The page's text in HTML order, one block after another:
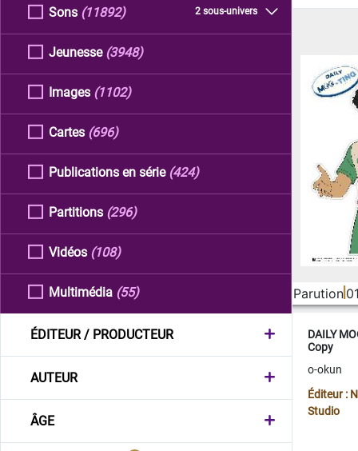
Sons 2 sous-univers
(11892)
Jeunesse (3948)
Images (1102)
Cartes (696)
Publications en série (424)
Partitions (296)
Vidéos (108)
Multimédia (55)
ÉDITEUR / PRODUCTEUR
AUTEUR
ÂGE
Parution
DAILY
Copy
o-okun
Éditeur :
Studio